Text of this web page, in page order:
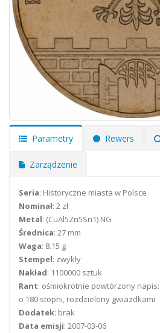
Parametry Rewers
Zarządzenie
Seria: Historyczne miasta w Polsce
Nominał: 2 zł
Metal: (CuAl5Zn5Sn1) NG
Średnica: 27 mm
Waga: 8.15 g
Stempel: zwykły
Nakład: 1100000 sztuk
Rant: ośmiokrotnie powtórzony
o 180 stopni, rozdzielony gwiazdkami
Dodatek: brak
Data emisji: 2007-03-06